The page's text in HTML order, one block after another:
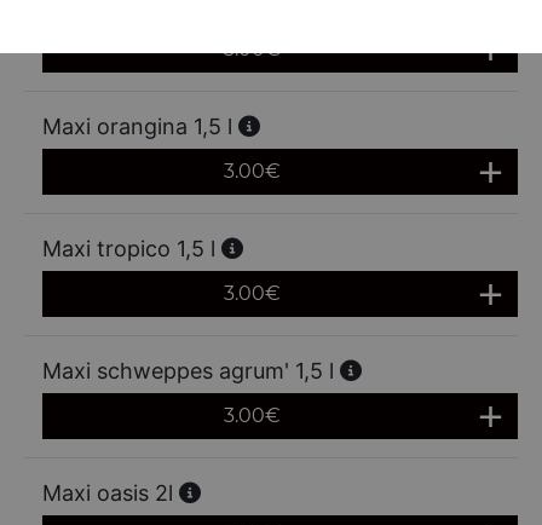
3.00€
Maxi orangina 1,5 l
3.00€
Maxi tropico 1,5 l
3.00€
Maxi schweppes agrum' 1,5 l
3.00€
Maxi oasis 2l